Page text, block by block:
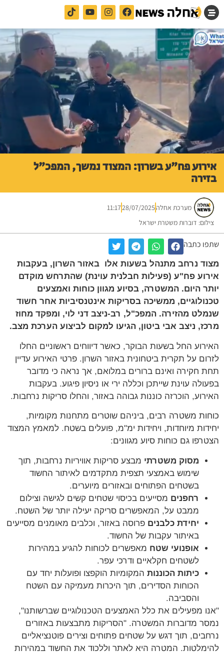
אירוע פח"ע בשרון: המצוד נמשך, המפכ"ל
בזירה
מערכת אחלה28/07/2025
11:17
צילום: דוברות משטרת ישראל
שתפו כתבה
מצוד נרחב מתנהל בשעות אלו באזור השרון, בעקבות
אירוע פח"ע (פעילות חבלנית עוינת) שהתרחש מוקדם
יותר היום. המשטרה, בסיוע מגוון כוחות ואמצעים
טכנולוגיים, ממשיכה בסריקות אינטנסיביות אחר חשוד
שנמלט מהזירה. המפכ"ל, רב-ניצב דני לוי, ומפקד מחוז
מרכז, ניצב אבי ביטון, הגיעו למקום לביצוע הערכת מצב.
האירוע החל בשעות הבוקר, כאשר דיווחים ראשוניים החלו
לזרום על תקרית ביטחונית באזור השרון. פרטי האירוע עדיין
תחת חקירה ואינם ברורים במלואם, אך נראה כי מדובר
בפעולה עוינת שייתכן וכללה ירי או ניסיון פיגוע. בעקבות
האירוע, הוכרזה כוננות גבוהה באזור, והחלו סריקות נרחבות.
כוחות משטרה רבים, ביניהם שוטרים מתחנות מקומיות,
יחידות מיוחדות, ויחידות ימ"מ, פועלים בשטח. למאמץ המצוד
הצטרפו גם כוחות סיוע מגוונים:
מסוק משטרתי מבצע סריקות אוויריות נרחבות, תוך
שימוש באמצעי תצפית מתקדמים לאיתור החשוד
בשטחים הפתוחים ובאזורים מיוערים.
רחפנים מסייעים בכיסוי שטחים קשים לגישה וצילום
ממבט על, המאפשרים סריקה יעילה יותר של השטח.
יחידת כלבנים פרוסה באזור, וכלבים מאומנים מסייעים
באיתור עקבות של החשוד.
אופנועי שטח מאפשרים לכוחות להגיע במהירות
לשטחים חקלאיים ודרכי עפר.
כיתות הכוננות המקומיות הוקפצו ופועלות יחד עם
הכוחות הסדירים, תוך היכרות מעמיקה עם השטח
והסביבה.
"אנו מפעילים את כלל האמצעים הטכנולוגיים שברשותנו",
נמסר מדוברות המשטרה. "הסריקות מתבצעות באזורים
נרחבים, תוך דגש על שטחים פתוחים וצירים פוטנציאליים
להימלטות. המטרה היא לאתר וללכוד את החשוד במהירות